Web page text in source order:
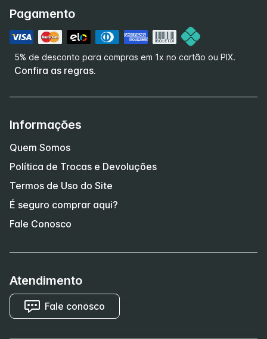
Pagamento
5% de desconto para compras em 1x no cartão ou PIX.
Confira as regras.
Informações
Quem Somos
Política de Trocas e Devoluções
Termos de Uso do Site
É seguro comprar aqui?
Fale Conosco
Atendimento
Fale conosco